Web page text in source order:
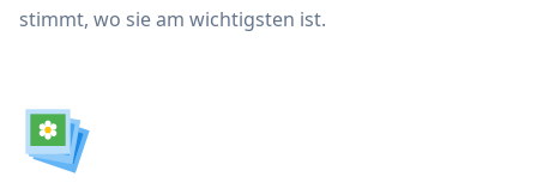
stimmt, wo sie am wichtigsten ist.